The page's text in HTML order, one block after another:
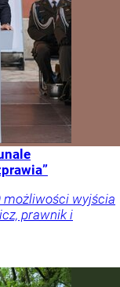
możliwości wyjścia
prawnik i